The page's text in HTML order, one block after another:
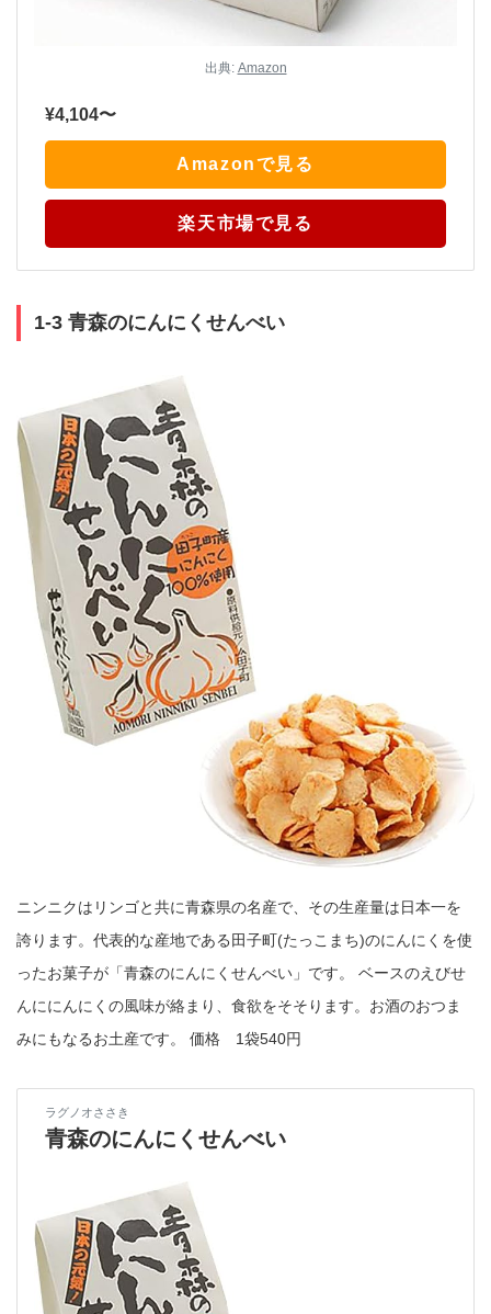
出典: Amazon
¥4,104〜
Amazonで見る
楽天市場で見る
1-3 青森のにんにくせんべい
ニンニクはリンゴと共に青森県の名産で、その生産量は日本一を
誇ります。代表的な産地である田子町(たっこまち)のにんにくを使
ったお菓子が「青森のにんにくせんべい」です。 ベースのえびせ
んににんにくの風味が絡まり、食欲をそそります。お酒のおつま
みにもなるお土産です。 価格 1袋540円
ラグノオささき
青森のにんにくせんべい